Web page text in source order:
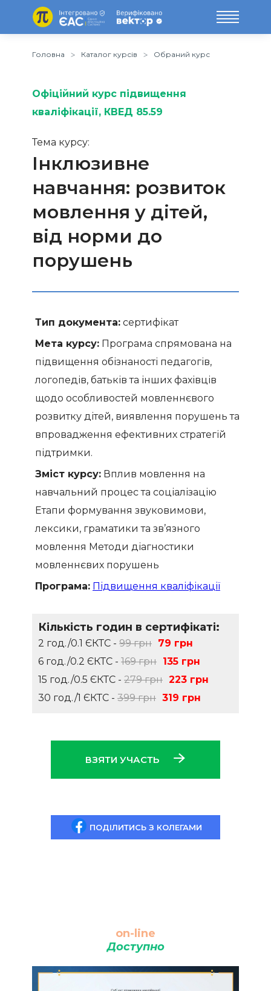
Головна Каталог курсів Обраний курс
Офіційний курс підвищення
кваліфікації, КВЕД 85.59
Тема курсу:
Інклюзивне
навчання: розвиток
мовлення у дітей,
від норми до
порушень
Тип документа: сертифікат
Мета курсу: Програма спрямована на
підвищення обізнаності педагогів,
логопедів, батьків та інших фахівців
щодо особливостей мовленнєвого
розвитку дітей, виявлення порушень та
впровадження ефективних стратегій
підтримки.
Зміст курсу: Вплив мовлення на
навчальний процес та соціалізацію
Етапи формування звуковимови,
лексики, граматики та зв’язного
мовлення Методи діагностики
мовленнєвих порушень
Програма: Підвищення кваліфікації
Кількість годин в сертифікаті:
2 год./0.1 ЄКТС - 99 грн 79 грн
6 год./0.2 ЄКТС - 169 грн 135 грн
15 год./0.5 ЄКТС - 279 грн 223 грн
30 год./1 ЄКТС - 399 грн 319 грн
ВЗЯТИ УЧАСТЬ
ПОДІЛИТИСЬ З КОЛЕГАМИ
on-line
Доступно